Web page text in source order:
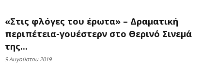
«Στις φλόγες του έρωτα» – Δραματική
περιπέτεια-γουέστερν στο Θερινό Σινεμά
της...
9 Αυγούστου 2019